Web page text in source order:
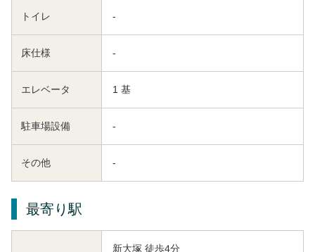
トイレ -
床仕様 -
エレベータ 1 基
駐車場設備 -
その他 -
最寄り駅
新大塚 徒歩4分